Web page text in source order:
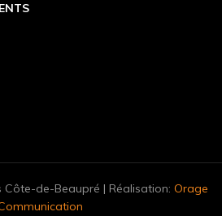
de-Beaupré | Réalisation: Orage